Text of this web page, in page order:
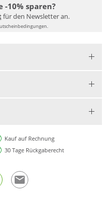
-10% sparen?
für den Newsletter an.
Kauf auf Rechnung
30 Tage Rückgaberecht